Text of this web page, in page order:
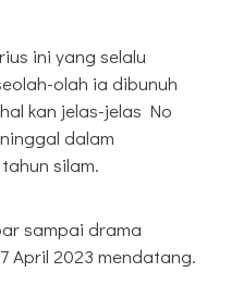
ini yang selalu
olah ia dibunuh
kan jelas-jelas No
dalam
silam.
sampai drama
April 2023 mendatang.